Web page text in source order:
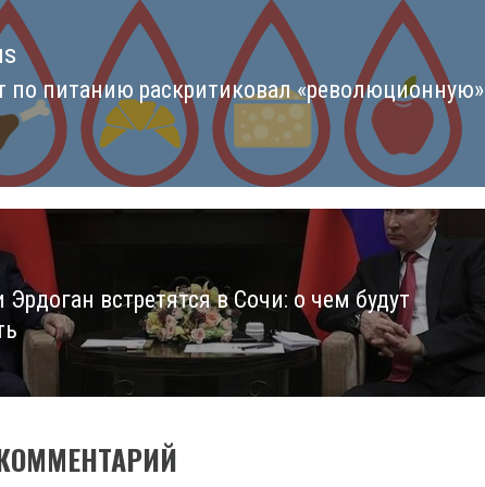
по питанию раскритиковал «революционную»
Эрдоган встретятся в Сочи: о чем будут